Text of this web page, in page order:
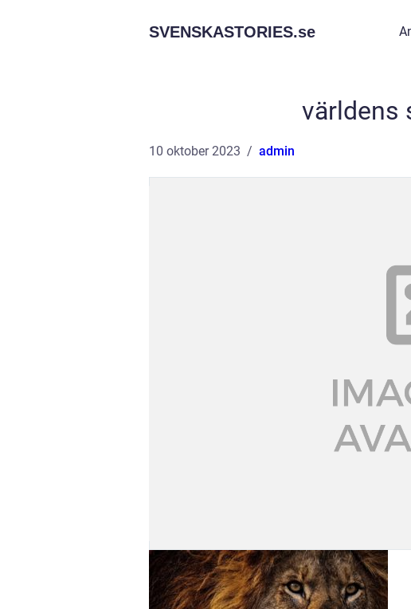
SVENSKASTORIES.se
världens
10 oktober 2023 admin